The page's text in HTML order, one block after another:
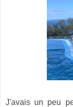
J'avais un peu